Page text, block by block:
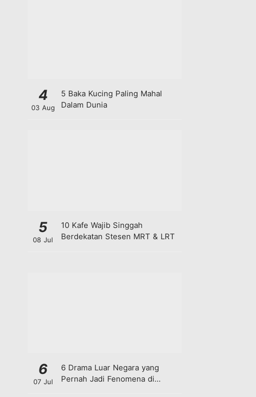
4
03 Aug
5 Baka Kucing Paling Mahal
Dalam Dunia
5
08 Jul
10 Kafe Wajib Singgah
Berdekatan Stesen MRT & LRT
6
07 Jul
6 Drama Luar Negara yang
Pernah Jadi Fenomena di